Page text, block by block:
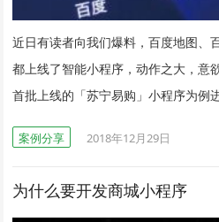
近日有读者向我们爆料，百度地图、
都上线了智能小程序，动作之大，意
首批上线的「苏宁易购」小程序为例
案例分享 2018年12月29日
为什么要开发商城小程序